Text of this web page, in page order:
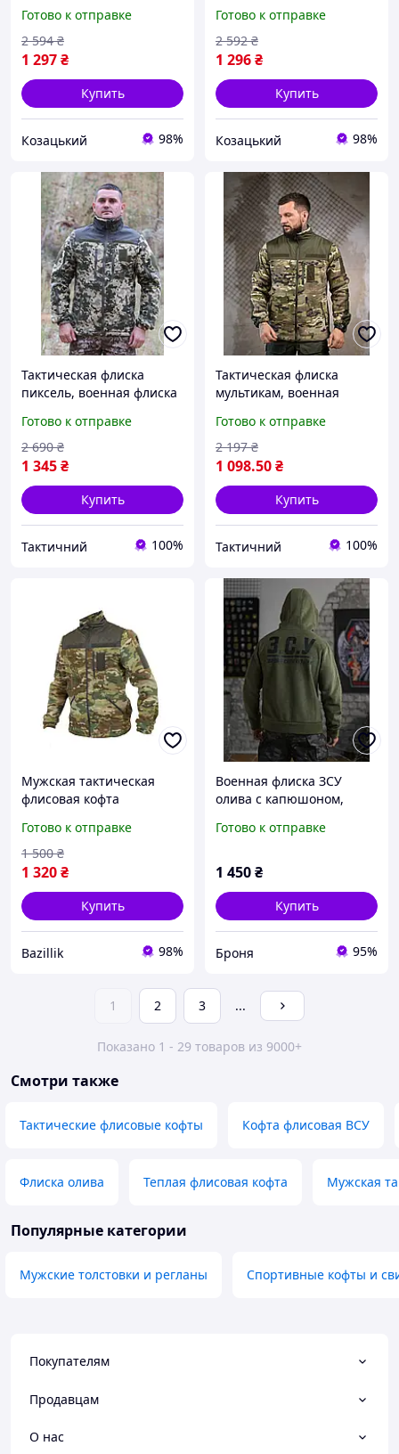
кофта, мужская флиска
мультикам зсу 62 asovfji
Готово к отправке
1 297₴
2 594 ₴
Купить
Козацький 98%
флиска пиксель 60 asovfji
Готово к отправке
1 296₴
2 592 ₴
Купить
Козацький 98%
Тактическая флиска
пиксель, военная флиска
флиска пиксель 60 Ne2kx
Готово к отправке
1 345₴
2 690 ₴
Купить
Тактичний 100%
Тактическая флиска
мультикам, военная
теплая мужская флиска
мультикам S Ne2kx
Готово к отправке
1 098.50₴
2 197 ₴
Купить
Тактичний 100%
Мужская тактическая
флисовая кофта
удобная флиска на
молнии
Готово к отправке
1 320₴
1 500 ₴
Купить
Bazillik 98%
Военная флиска ЗСУ
олива с капюшоном,
флисовая кофта олива,
зсу Ewerty
Готово к отправке
1 450₴
Купить
Броня 95%
1 2 3 ...
Показано 1 - 29 товаров из 9000+
Смотри также
Тактические флисовые кофты Кофта флисовая ВСУ
Флиска олива Теплая флисовая кофта Мужская
Популярные категории
Мужские толстовки и регланы Спортивные кофты и
Покупателям
Продавцам
О нас